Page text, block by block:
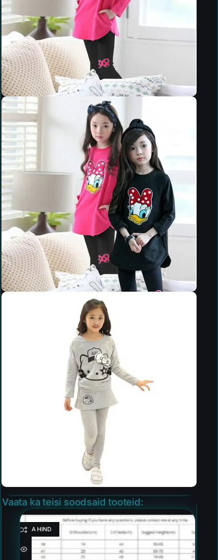
Vaata ka teisi soodsaid tooteid:
HEA HIND